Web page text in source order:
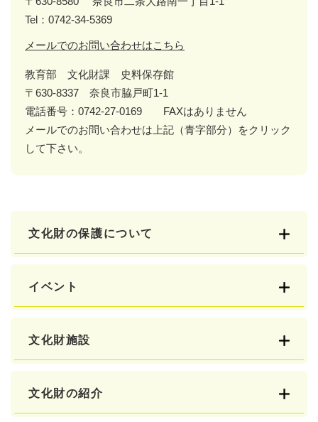
Tel：0742-34-5369
メールでのお問い合わせはこちら
教育部 文化財課 史料保存館
〒630-8337 奈良市脇戸町1-1
電話番号：0742-27-0169 FAXはありません
メールでのお問い合わせは上記（青字部分）をクリック
して下さい。
文化財の保護について
イベント
文化財施設
文化財の紹介